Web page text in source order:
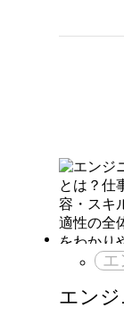
エ
エン